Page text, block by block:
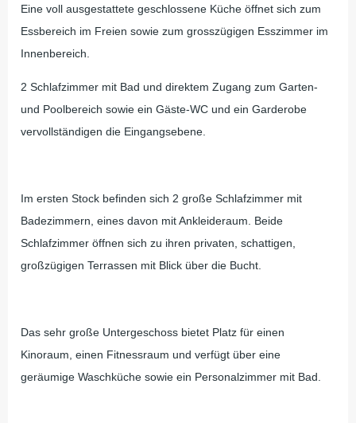
Eine voll ausgestattete geschlossene Küche öffnet sich zum
Essbereich im Freien sowie zum grosszügigen Esszimmer im
Innenbereich.
2 Schlafzimmer mit Bad und direktem Zugang zum Garten-
und Poolbereich sowie ein Gäste-WC und ein Garderobe
vervollständigen die Eingangsebene.
Im ersten Stock befinden sich 2 große Schlafzimmer mit
Badezimmern, eines davon mit Ankleideraum. Beide
Schlafzimmer öffnen sich zu ihren privaten, schattigen,
großzügigen Terrassen mit Blick über die Bucht.
Das sehr große Untergeschoss bietet Platz für einen
Kinoraum, einen Fitnessraum und verfügt über eine
geräumige Waschküche sowie ein Personalzimmer mit Bad.